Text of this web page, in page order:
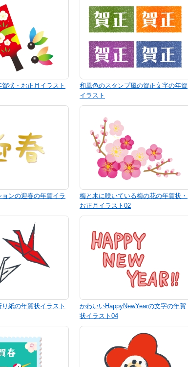
状・お正月イラスト
和風色のスタンプ風の賀正文字の年賀
イラスト
ンの迎春の年賀イラ
梅と木に咲いている梅の花の年賀状・
お正月イラスト02
紙の年賀状イラスト
かわいいHappyNewYearの文字の年賀
状イラスト04